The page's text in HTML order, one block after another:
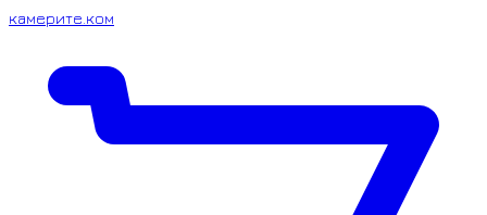
камерите.ком